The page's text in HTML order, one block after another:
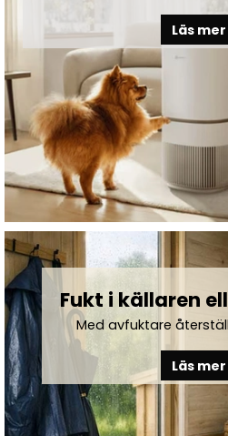
Läs mer
Fukt i källaren
Med avfuktare
Läs mer